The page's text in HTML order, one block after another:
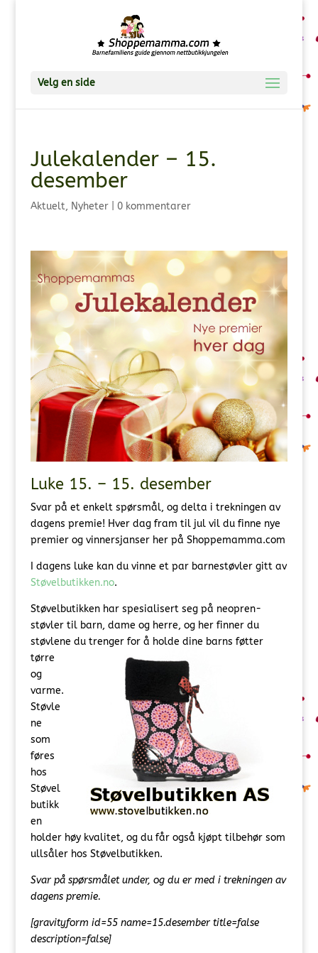
Velg en side
Julekalender – 15.
desember
Aktuelt, Nyheter| 0 kommentarer
Luke 15. – 15. desember
Svar på et enkelt spørsmål, og delta i trekningen av
dagens premie! Hver dag fram til jul vil du finne nye
premier og vinnersjanser her på Shoppemamma.com
I dagens luke kan du vinne et par barnestøvler gitt av
Støvelbutikken.no.
Støvelbutikken har spesialisert seg på neopren-
støvler til barn, dame og herre, og her finner du
støvlene du trenger for å holde dine barns føtter
tørre
og
varme.
Støvle
ne
som
føres
hos
Støvel
butikk
en
holder høy kvalitet, og du får også kjøpt tilbehør som
ullsåler hos Støvelbutikken.
Svar på spørsmålet under, og du er med i trekningen av
dagens premie.
[gravityform id=55 name=15.desember title=false
description=false]